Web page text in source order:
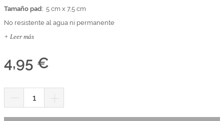
Somos Kimidori
Tamaño pad: 5 cm x 7,5 cm
No resistente al agua ni permanente
+ Leer más
4,95 €